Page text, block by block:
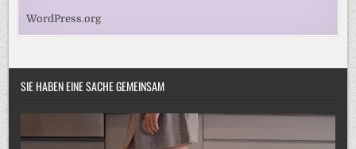
WordPress.org
SIE HABEN EINE SACHE GEMEINSAM